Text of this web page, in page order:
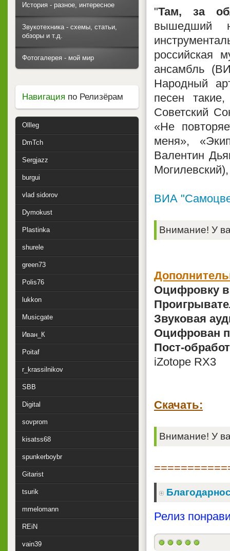
"Там, за
вышедший
российская
ансамбль
Народный
песен
Советский
«Не
меня»,
Валентин
ВИА
Внимание! У
Оцифровку
Звуковая
Оцифрован
Пост-
iZotope RX3
Скачать:
Внимание! У
Релиз
История - разное, интересное
Звукотехника - схемы, статьи,
обзоры и т.д.
Фотогалерея - мой мир
Навигация по Релизёрам
Ollleg
DmTch
Sergjazz
burgui
vlad sidorov
Dymokust
Plastinka
shurele
green73
Polis76
lukkon
Musicgate
Иван_К
Poitaf
r_krassilnikov
SBB
Digital
sovprom
kisatss68
spunkerboybr
Gitarist
tsurik
mmelomann
REiN
vain39